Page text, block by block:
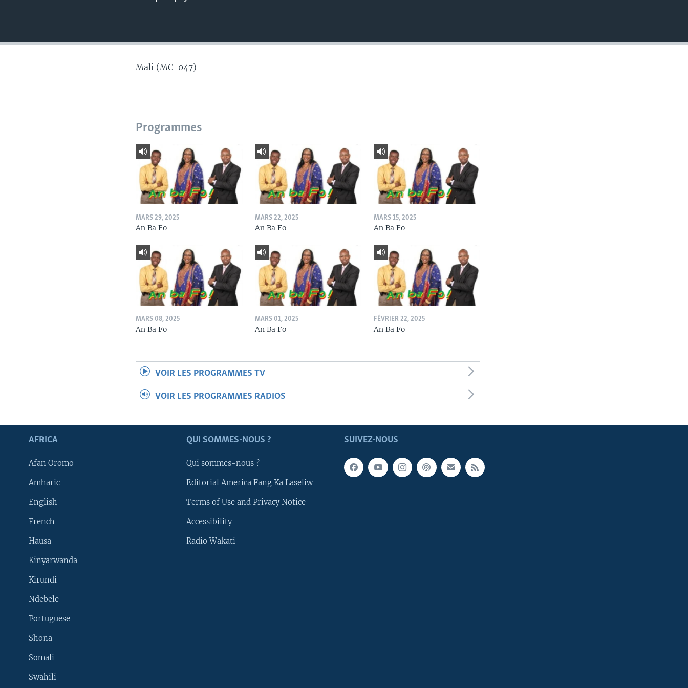
SUIVEZ-NOUS
Mali (MC-047)
Programmes
MARS 29, 2025
An Ba Fo
MARS 22, 2025
An Ba Fo
MARS 15, 2025
An Ba Fo
MARS 08, 2025
An Ba Fo
MARS 01, 2025
An Ba Fo
FÉVRIER 22, 2025
An Ba Fo
VOIR LES PROGRAMMES TV
VOIR LES PROGRAMMES RADIOS
SUIVEZ-NOUS
AFRICA
Afan Oromo
Amharic
English
French
Hausa
Kinyarwanda
Kirundi
Ndebele
Portuguese
Shona
Somali
Swahili
QUI SOMMES-NOUS ?
Qui sommes-nous ?
Editorial America Fang Ka Laseliw
Terms of Use and Privacy Notice
Accessibility
Radio Wakati